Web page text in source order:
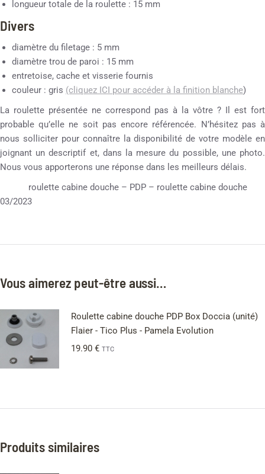
longueur totale de la roulette : 15 mm
Divers
diamètre du filetage : 5 mm
diamètre trou de paroi : 15 mm
entretoise, cache et visserie fournis
couleur : gris (cliquez ICI pour accéder à la finition blanche)
La roulette présentée ne correspond pas à la vôtre ? Il est fort
probable qu’elle ne soit pas encore référencée. N’hésitez pas à
nous solliciter pour connaître la disponibilité de votre modèle en
joignant un descriptif et, dans la mesure du possible, une photo.
Nous vous apporterons une réponse dans les meilleurs délais.
roulette cabine douche – PDP – roulette cabine douche
03/2023
Vous aimerez peut-être aussi…
Roulette cabine douche PDP Box Doccia (unité)
Flaier - Tico Plus - Pamela Evolution
19.90 € TTC
Produits similaires